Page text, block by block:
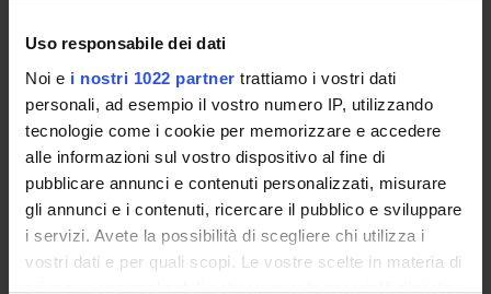
Uso responsabile dei dati
Noi e i nostri 1022 partner trattiamo i vostri dati
personali, ad esempio il vostro numero IP, utilizzando
tecnologie come i cookie per memorizzare e accedere
alle informazioni sul vostro dispositivo al fine di
pubblicare annunci e contenuti personalizzati, misurare
gli annunci e i contenuti, ricercare il pubblico e sviluppare
i servizi. Avete la possibilità di scegliere chi utilizza i
vostri dati e per quali scopi. Le vostre scelte in materia di
privacy sono applicabili solo su questa proprietà digitale
LESSON TIMETABLE
Overview
Enrolment Policy
Courses
Academic Calendar
Lesson timetable